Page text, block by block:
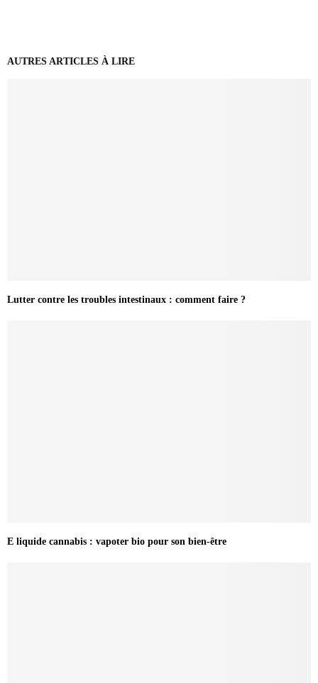
AUTRES ARTICLES À LIRE
Lutter contre les troubles intestinaux : comment faire ?
E liquide cannabis : vapoter bio pour son bien-être